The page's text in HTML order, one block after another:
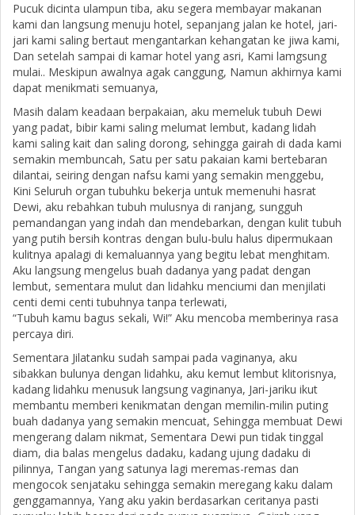
Pucuk dicinta ulampun tiba, aku segera membayar makanan
kami dan langsung menuju hotel, sepanjang jalan ke hotel, jari-
jari kami saling bertaut mengantarkan kehangatan ke jiwa kami,
Dan setelah sampai di kamar hotel yang asri, Kami lamgsung
mulai.. Meskipun awalnya agak canggung, Namun akhirnya kami
dapat menikmati semuanya,
Masih dalam keadaan berpakaian, aku memeluk tubuh Dewi
yang padat, bibir kami saling melumat lembut, kadang lidah
kami saling kait dan saling dorong, sehingga gairah di dada kami
semakin membuncah, Satu per satu pakaian kami bertebaran
dilantai, seiring dengan nafsu kami yang semakin menggebu,
Kini Seluruh organ tubuhku bekerja untuk memenuhi hasrat
Dewi, aku rebahkan tubuh mulusnya di ranjang, sungguh
pemandangan yang indah dan mendebarkan, dengan kulit tubuh
yang putih bersih kontras dengan bulu-bulu halus dipermukaan
kulitnya apalagi di kemaluannya yang begitu lebat menghitam.
Aku langsung mengelus buah dadanya yang padat dengan
lembut, sementara mulut dan lidahku menciumi dan menjilati
centi demi centi tubuhnya tanpa terlewati,
“Tubuh kamu bagus sekali, Wi!” Aku mencoba memberinya rasa
percaya diri.
Sementara Jilatanku sudah sampai pada vaginanya, aku
sibakkan bulunya dengan lidahku, aku kemut lembut klitorisnya,
kadang lidahku menusuk langsung vaginanya, Jari-jariku ikut
membantu memberi kenikmatan dengan memilin-milin puting
buah dadanya yang semakin mencuat, Sehingga membuat Dewi
mengerang dalam nikmat, Sementara Dewi pun tidak tinggal
diam, dia balas mengelus dadaku, kadang ujung dadaku di
pilinnya, Tangan yang satunya lagi meremas-remas dan
mengocok senjataku sehingga semakin meregang kaku dalam
genggamannya, Yang aku yakin berdasarkan ceritanya pasti